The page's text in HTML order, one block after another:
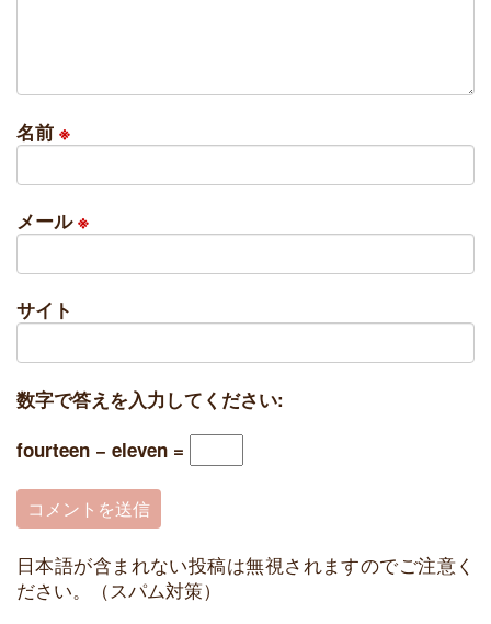
名前 ※
メール※
サイト
数字で答えを入力してください:
fourteen − eleven =
日本語が含まれない投稿は無視されますのでご注意く
ださい。（スパム対策）